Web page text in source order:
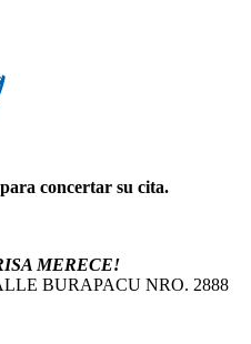
concertar su cita.
MERECE!
BURAPACU NRO. 2888